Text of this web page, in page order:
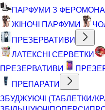
ПАРФУМИ З
ЖІНОЧІ ПАРФУМИ
ПРЕЗЕРВАТИВИ
ЛАТЕКСНІ СЕРВЕТКИ
ПРЕЗЕРВАТИВИ
ПРЕПАРАТИ
ЗБУДЖУЮЧІ (ТАБЛЕТКИ/